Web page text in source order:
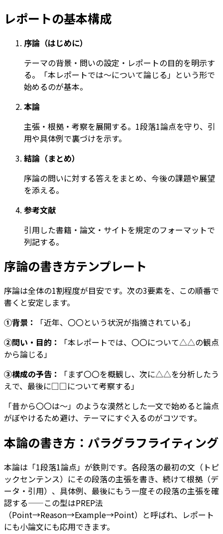
レポートの基本構成
序論（はじめに）
テーマの背景・問いの設定・レポートの目的を明示す
る。「本レポートでは〜について論じる」という形で
始めるのが基本。
本論
主張・根拠・考察を展開する。1段落1論点を守り、引
用や具体例で裏づけを示す。
結論（まとめ）
序論の問いに対する答えをまとめ、今後の課題や展望
を添える。
参考文献
引用した書籍・論文・サイトを規定のフォーマットで
列記する。
序論の書き方テンプレート
序論は全体の1割程度が目安です。次の3要素を、この順番で
書くと安定します。
①背景：
「近年、〇〇という状況が指摘されている」
②問い・目的：
「本レポートでは、〇〇について△△の観点
から論じる」
③構成の予告：
「まず〇〇を概観し、次に△△を分析したう
えで、最後に□□について考察する」
「昔から〇〇は〜」のような漠然とした一文で始めると論点
がぼやけるため避け、テーマにすぐ入るのがコツです。
本論の書き方：パラグラフライティング
本論は「1段落1論点」が鉄則です。各段落の最初の文（トピ
ックセンテンス）にその段落の主張を書き、続けて根拠（デ
ータ・引用）、具体例、最後にもう一度その段落の主張を確
認する——この型はPREP法
（Point→Reason→Example→Point）と呼ばれ、レポート
にも小論文にも応用できます。